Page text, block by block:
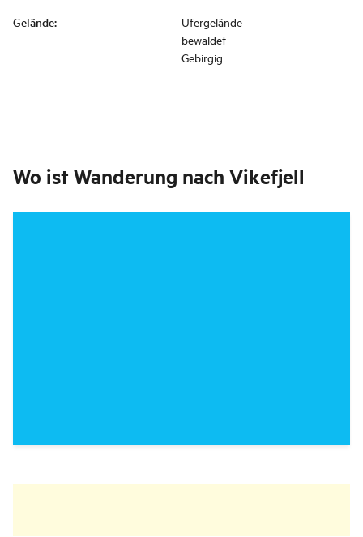
Gelände:
Ufergelände
bewaldet
Gebirgig
Wo ist Wanderung nach Vikefjell